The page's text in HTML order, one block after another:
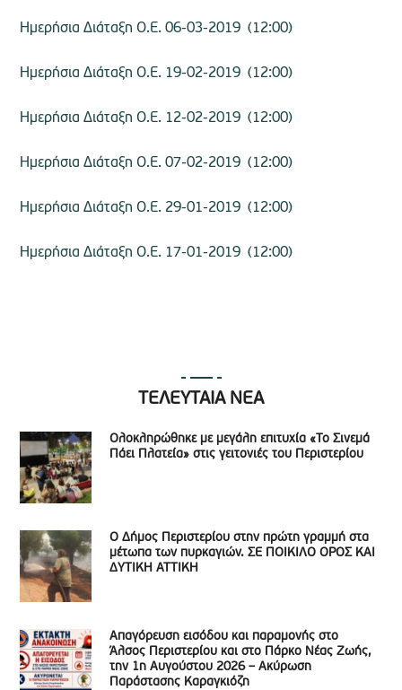
Ημερήσια Διάταξη Ο.Ε. 06-03-2019 (12:00)
Ημερήσια Διάταξη Ο.Ε. 19-02-2019 (12:00)
Ημερήσια Διάταξη Ο.Ε. 12-02-2019 (12:00)
Ημερήσια Διάταξη Ο.Ε. 07-02-2019 (12:00)
Ημερήσια Διάταξη Ο.Ε. 29-01-2019 (12:00)
Ημερήσια Διάταξη Ο.Ε. 17-01-2019 (12:00)
ΤΕΛΕΥΤΑΙΑ ΝΕΑ
Ολοκληρώθηκε με μεγάλη επιτυχία «Το Σινεμά
Πάει Πλατεία» στις γειτονιές του Περιστερίου
Ο Δήμος Περιστερίου στην πρώτη γραμμή στα
μέτωπα των πυρκαγιών. ΣΕ ΠΟΙΚΙΛΟ ΟΡΟΣ ΚΑΙ
ΔΥΤΙΚΗ ΑΤΤΙΚΗ
Απαγόρευση εισόδου και παραμονής στο
Άλσος Περιστερίου και στο Πάρκο Νέας Ζωής,
την 1η Αυγούστου 2026 – Ακύρωση
Παράστασης Καραγκιόζη